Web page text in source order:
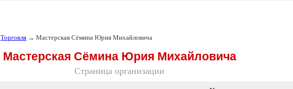
Торговля → Мастерская Сёмина Юрия Михайловича
Мастерская Сёмина Юрия Михайловича
Страница организации